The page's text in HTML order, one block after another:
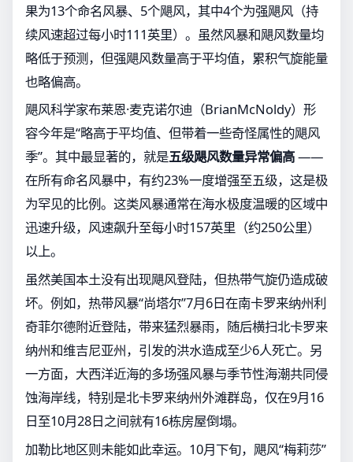
果为13个命名风暴、5个飓风，其中4个为强飓风（持
续风速超过每小时111英里）。虽然风暴和飓风数量均
略低于预测，但强飓风数量高于平均值，累积气旋能量
也略偏高。
飓风科学家布莱恩·麦克诺尔迪（BrianMcNoldy）形
容今年是“略高于平均值、但带着一些奇怪属性的飓风
季”。其中最显著的，就是五级飓风数量异常偏高——
在所有命名风暴中，有约23%一度增强至五级，这是极
为罕见的比例。这类风暴通常在海水极度温暖的区域中
迅速升级，风速飙升至每小时157英里（约250公里）
以上。
虽然美国本土没有出现飓风登陆，但热带气旋仍造成破
坏。例如，热带风暴“尚塔尔”7月6日在南卡罗来纳州利
奇菲尔德附近登陆，带来猛烈暴雨，随后横扫北卡罗来
纳州和维吉尼亚州，引发的洪水造成至少6人死亡。另
一方面，大西洋近海的多场强风暴与季节性海潮共同侵
蚀海岸线，特别是北卡罗来纳州外滩群岛，仅在9月16
日至10月28日之间就有16栋房屋倒塌。
加勒比地区则未能如此幸运。10月下旬，飓风“梅莉莎”